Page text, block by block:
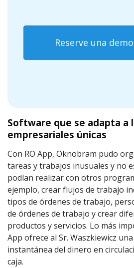
Reserve una
Software que se adapta a
empresariales únicas
Con RO App, Oknobram pudo
tareas y trabajos inusuales y no
podían realizar con otros
ejemplo, crear flujos de trabajo
tipos de órdenes de trabajo,
de órdenes de trabajo y crear
productos y servicios. Lo más
App ofrece al Sr. Waszkiewicz
instantánea del dinero en
caja.